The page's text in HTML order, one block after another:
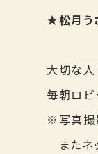
★松月う
大切な人
毎朝ロビ
※写真撮
またネ